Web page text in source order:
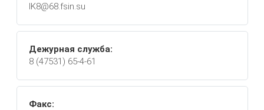
IK8@68.fsin.su
Дежурная служба:
8 (47531) 65-4-61
Факс: